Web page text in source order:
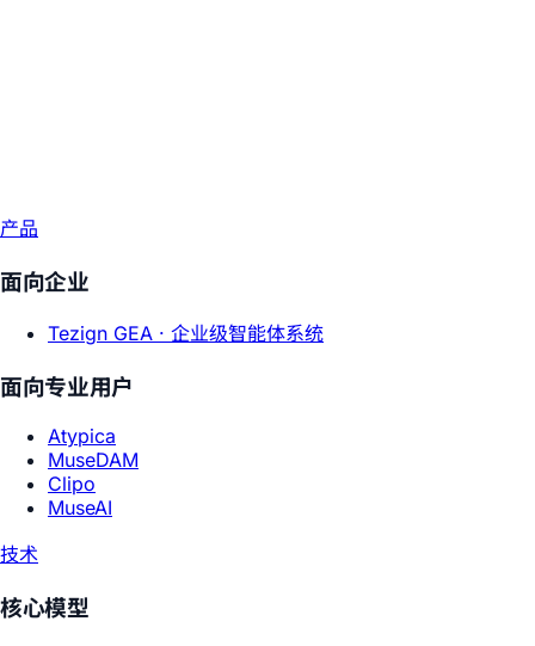
产品
面向企业
Tezign GEA · 企业级智能体系统
面向专业用户
Atypica
MuseDAM
Clipo
MuseAI
技术
核心模型